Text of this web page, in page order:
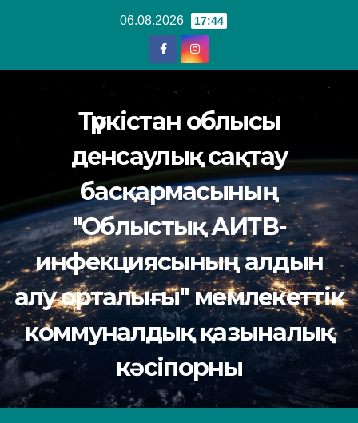
06.08.2026 17:44
Түркістан облысы
денсаулық сақтау
басқармасының
"Облыстық АИТВ-
инфекциясының алдын
алу орталығы" мемлекеттік
коммуналдық қазыналық
кәсіпорны